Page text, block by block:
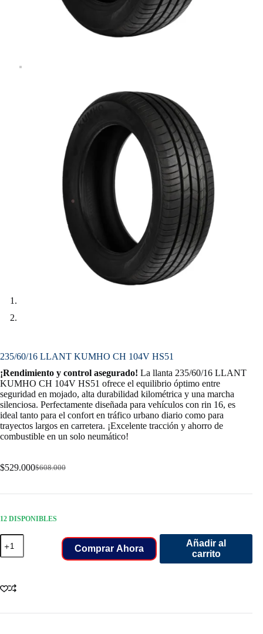
235/60/16 LLANT KUMHO CH 104V HS51
¡Rendimiento y control asegurado! La llanta 235/60/16 LLANT
KUMHO CH 104V HS51 ofrece el equilibrio óptimo entre
seguridad en mojado, alta durabilidad kilométrica y una marcha
silenciosa. Perfectamente diseñada para vehículos con rin 16, es
ideal tanto para el confort en tráfico urbano diario como para
trayectos largos en carretera. ¡Excelente tracción y ahorro de
combustible en un solo neumático!
$608.000
Original
was:
$529.000Current
is:
12 DISPONIBLES
235/60/16
LLANT
KUMHO
HS51
Comprar Ahora
Añadir al
carrito